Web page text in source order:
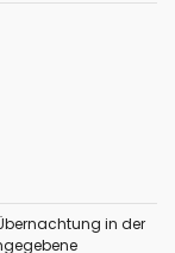
in der